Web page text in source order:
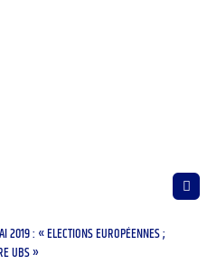
2019 : « ELECTIONS EUROPÉENNES ;
UBS »